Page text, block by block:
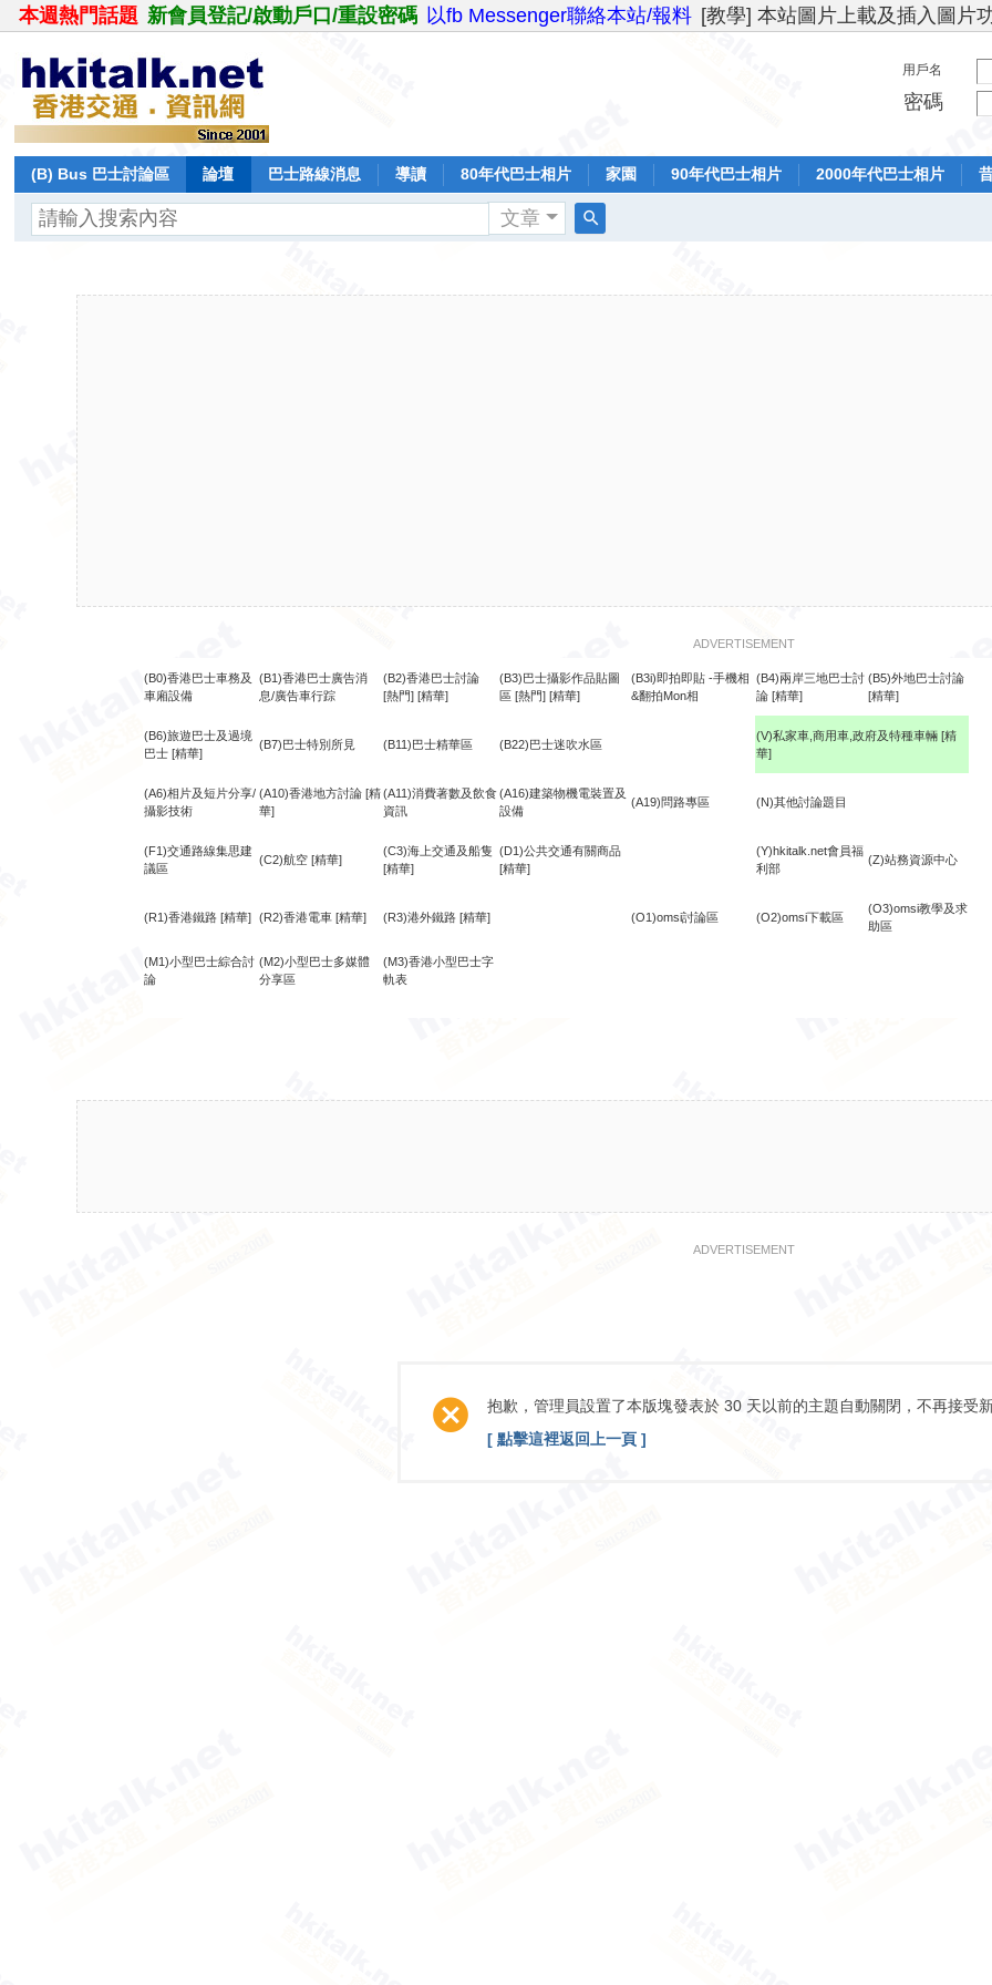
本週熱門話題 新會員登記/啟動戶口/重設密碼 以fb Messenger聯絡本站/報料 [教學] 本站圖片上載及插入圖片
用戶名
密碼
(B) Bus 巴士討論區 論壇 巴士路線消息 導讀 80年代巴士相片 家園 90年代巴士相片 2000年代巴士相片
文章
ADVERTISEMENT
(B0)香港巴士車務及
車廂設備
(B1)香港巴士廣告消
息/廣告車行踪
(B2)香港巴士討論
[熱門] [精華]
(B3)巴士攝影作品貼圖
區 [熱門] [精華]
(B3i)即拍即貼 -手機相
&翻拍Mon相
(B4)兩岸三地巴士討
論 [精華]
(B5)外地巴士討論
[精華]
(B6)旅遊巴士及過境
巴士 [精華]
(B7)巴士特別所見 (B11)巴士精華區 (B22)巴士迷吹水區
(V)私家車,商用車,政府及特種車輛 [精
華]
(A6)相片及短片分享/
攝影技術
(A10)香港地方討論 [精
華]
(A11)消費著數及飲食
資訊
(A16)建築物機電裝置及
設備
(A19)問路專區 (N)其他討論題目
(F1)交通路線集思建
議區
(C2)航空 [精華]
(C3)海上交通及船隻
[精華]
(D1)公共交通有關商品
[精華]
(Y)hkitalk.net會員福
利部
(Z)站務資源中心
(R1)香港鐵路 [精華] (R2)香港電車 [精華] (R3)港外鐵路 [精華] (O1)omsi討論區 (O2)omsi下載區
(O3)omsi教學及求
助區
(M1)小型巴士綜合討
論
(M2)小型巴士多媒體
分享區
(M3)香港小型巴士字
軌表
ADVERTISEMENT
抱歉，管理員設置了本版塊發表於 30 天以前的主題自動關閉，不再接受
[ 點擊這裡返回上一頁 ]